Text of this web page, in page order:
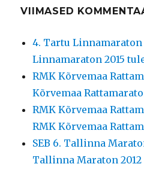
VIIMASED
4. Tartu Linnamaraton
Linnamaraton 2015
RMK Kõrvemaa
Kõrvemaa
RMK Kõrvemaa
RMK Kõrvemaa
SEB 6. Tallinna
Tallinna Maraton